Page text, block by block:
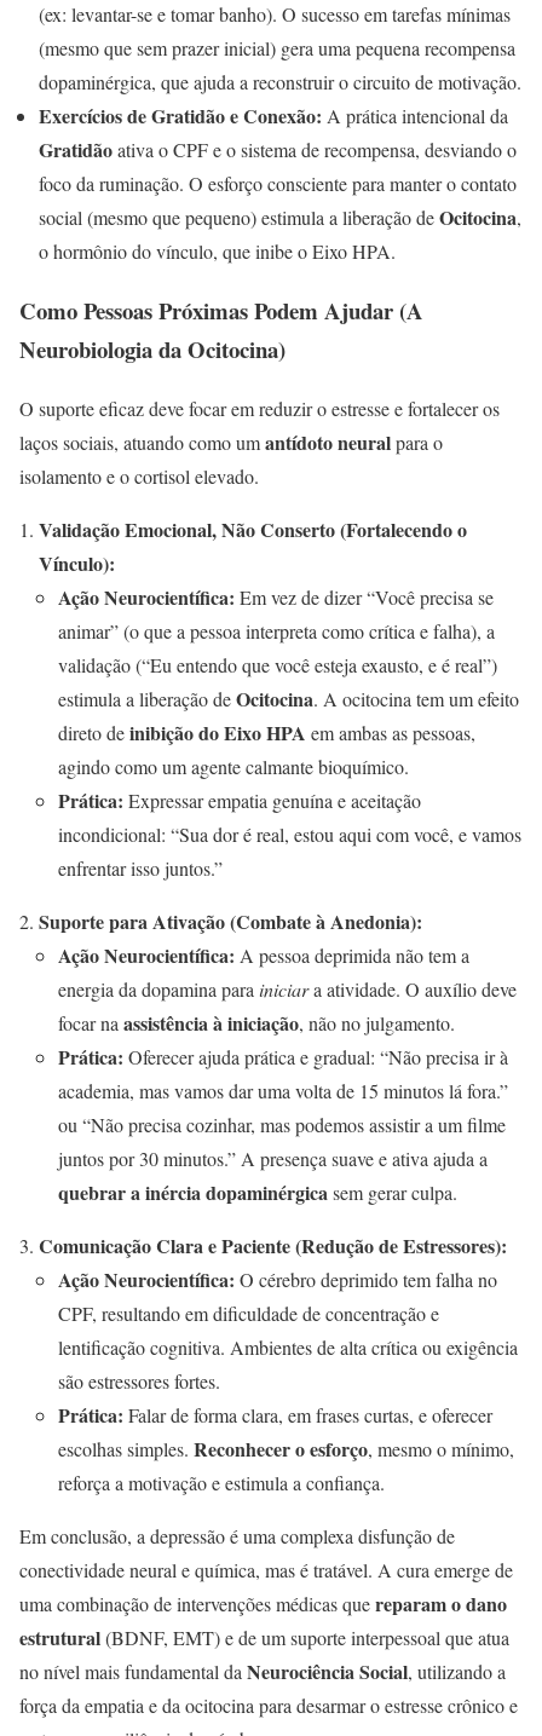
(ex: levantar-se e tomar banho). O sucesso em tarefas mínimas
(mesmo que sem prazer inicial) gera uma pequena recompensa
dopaminérgica, que ajuda a reconstruir o circuito de motivação.
Exercícios de Gratidão e Conexão: A prática intencional da
Gratidãoativa o CPF e o sistema de recompensa, desviando o
foco da ruminação. O esforço consciente para manter o contato
social (mesmo que pequeno) estimula a liberação deOcitocina,
o hormônio do vínculo, que inibe o Eixo HPA.
Como Pessoas Próximas Podem Ajudar (A
Neurobiologia da Ocitocina)
O suporte eficaz deve focar em reduzir o estresse e fortalecer os
laços sociais, atuando como umantídoto neuralpara o
isolamento e o cortisol elevado.
Validação Emocional, Não Conserto (Fortalecendo o
Vínculo):
Ação Neurocientífica: Em vez de dizer “Você precisa se
animar” (o que a pessoa interpreta como crítica e falha), a
validação (“Eu entendo que você esteja exausto, e é real”)
estimula a liberação deOcitocina. A ocitocina tem um efeito
direto deinibição do Eixo HPA em ambas as pessoas,
agindo como um agente calmante bioquímico.
Prática: Expressar empatia genuína e aceitação
incondicional: “Sua dor é real, estou aqui com você, e vamos
enfrentar isso juntos.”
Suporte para Ativação (Combate à Anedonia):
Ação Neurocientífica: A pessoa deprimida não tem a
energia da dopamina para iniciara atividade. O auxílio deve
focar na assistência à iniciação, não no julgamento.
Prática: Oferecer ajuda prática e gradual: “Não precisa ir à
academia, mas vamos dar uma volta de 15 minutos lá fora.”
ou “Não precisa cozinhar, mas podemos assistir a um filme
juntos por 30 minutos.” A presença suave e ativa ajuda a
quebrar a inércia dopaminérgicasem gerar culpa.
Comunicação Clara e Paciente (Redução de Estressores):
Ação Neurocientífica: O cérebro deprimido tem falha no
CPF, resultando em dificuldade de concentração e
lentificação cognitiva. Ambientes de alta crítica ou exigência
são estressores fortes.
Prática: Falar de forma clara, em frases curtas, e oferecer
escolhas simples. Reconhecer o esforço, mesmo o mínimo,
reforça a motivação e estimula a confiança.
Em conclusão, a depressão é uma complexa disfunção de
conectividade neural e química, mas é tratável. A cura emerge de
uma combinação de intervenções médicas quereparam o dano
estrutural(BDNF, EMT) e de um suporte interpessoal que atua
no nível mais fundamental da Neurociência Social, utilizando a
força da empatia e da ocitocina para desarmar o estresse crônico e